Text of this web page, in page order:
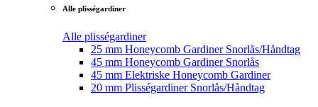
Alle plisségardiner
Alle plisségardiner
25 mm Honeycomb Gardiner Snorlås/Håndtag
45 mm Honeycomb Gardiner Snorlås
45 mm Elektriske Honeycomb Gardiner
20 mm Plisségardiner Snorlås/Håndtag